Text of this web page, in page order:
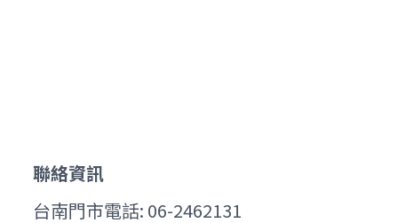
聯絡資訊
台南門市電話: 06-2462131